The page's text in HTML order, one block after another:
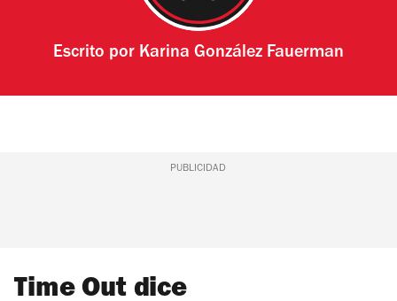
Escrito por Karina González Fauerman
PUBLICIDAD
Time Out dice